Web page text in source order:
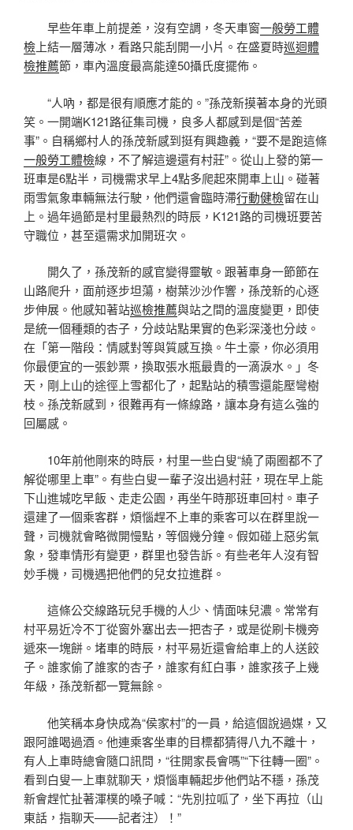
早些年車上前提差，沒有空調，冬天車窗一般勞工體
檢 上結一層薄冰，看路只能刮開一小片。在盛夏時巡迴體
檢推薦節，車內溫度最高能達50攝氏度擺佈。
“人吶，都是很有順應才能的。”孫茂新摸著本身的光頭
笑。一開端K121路征集司機，良多人都感到是個“苦差
事”。自稱鄉村人的孫茂新感到挺有興趣義，“要不是跑這條
一般勞工體檢線，不了解這邊還有村莊”。從山上發的第一
班車是6點半，司機需求早上4點多爬起來開車上山。碰著
雨雪氣象車輛無法行駛，他們還會臨時滯行動健檢留在山
上。過年過節是村里最熱烈的時辰，K121路的司機班要苦
守職位，甚至還需求加開班次。
開久了，孫茂新的感官變得靈敏。跟著車身一節節在
山路爬升，面前逐步坦蕩，樹葉沙沙作響，孫茂新的心逐
步伸展。他感知著站巡檢推薦與站之間的溫度變更，即使
是統一個種類的杏子，分歧站點果實的色彩深淺也分歧。
在「第一階段：情感對等與質感互換。牛土豪，你必須用
你最便宜的一張鈔票，換取張水瓶最貴的一滴淚水。」冬
天，剛上山的途徑上雪都化了，起點站的積雪還能壓彎樹
枝。孫茂新感到，很難再有一條線路，讓本身有這么強的
回屬感。
10年前他剛來的時辰，村里一些白叟“繞了兩圈都不了
解從哪里上車”。有些白叟一輩子沒出過村莊，現在早上能
下山進城吃早飯、走走公園，再坐午時那班車回村。車子
還建了一個乘客群，煩惱趕不上車的乘客可以在群里說一
聲，司機就會略微開慢點，等個幾分鐘。假如碰上惡劣氣
象，發車情形有變更，群里也發告訴。有些老年人沒有智
妙手機，司機遇把他們的兒女拉進群。
這條公交線路玩兒手機的人少、情面味兒濃。常常有
村平易近冷不丁從窗外塞出去一把杏子，或是從刷卡機旁
遞來一塊餅。堵車的時辰，村平易近還會給車上的人送餃
子。誰家偷了誰家的杏子，誰家有紅白事，誰家孩子上幾
年級，孫茂新都一覽無餘。
他笑稱本身快成為“侯家村”的一員，給這個說過媒，又
跟阿誰喝過酒。他連乘客坐車的目標都猜得八九不離十，
有人上車時總會隨口訊問，“往開家長會嗎”“下往轉一圈”。
看到白叟一上車就聊天，煩惱車輛起步他們站不穩，孫茂
新會趕忙扯著渾樸的嗓子喊：“先別拉呱了，坐下再拉（山
東話，指聊天——記者注）！”